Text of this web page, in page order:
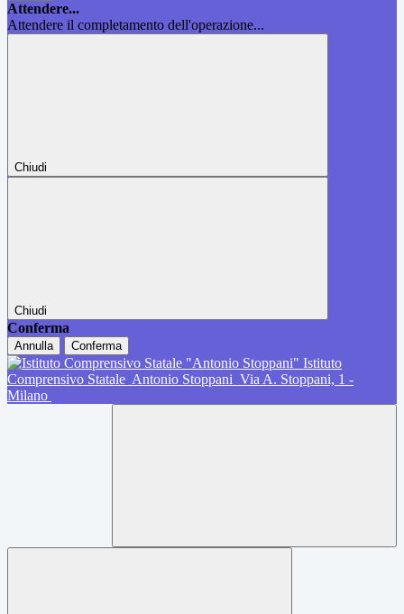
Attendere...
Attendere il completamento dell'operazione...
Chiudi
Chiudi
Conferma
Annulla Conferma
Istituto
Comprensivo Statale Antonio Stoppani Via A. Stoppani, 1 -
Milano